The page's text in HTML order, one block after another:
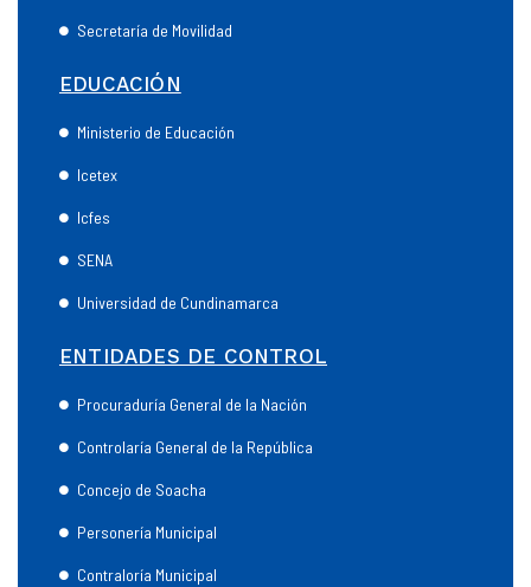
Secretaría de Movilidad
EDUCACIÓN
Ministerio de Educación
Icetex
Icfes
SENA
Universidad de Cundinamarca
ENTIDADES DE CONTROL
Procuraduría General de la Nación
Controlaría General de la República
Concejo de Soacha
Personería Municipal
Contraloría Municipal